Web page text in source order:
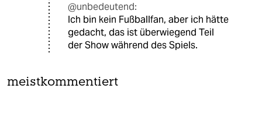
@unbedeutend:
Ich bin kein Fußballfan, aber ich hätte
gedacht, das ist überwiegend Teil
der Show während des Spiels.
meistkommentiert